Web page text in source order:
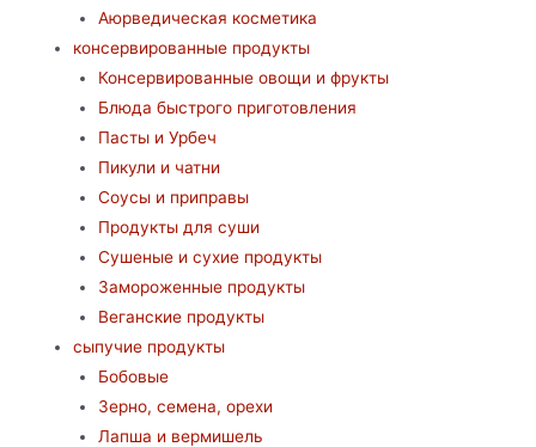
Аюрведическая косметика
консервированные продукты
Консервированные овощи и фрукты
Блюда быстрого приготовления
Пасты и Урбеч
Пикули и чатни
Соусы и приправы
Продукты для суши
Сушеные и сухие продукты
Замороженные продукты
Веганские продукты
сыпучие продукты
Бобовые
Зерно, семена, орехи
Лапша и вермишель